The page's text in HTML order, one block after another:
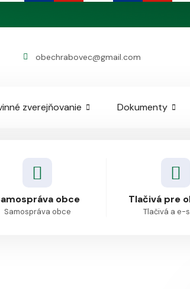
obechrabovec@gmail.com
zverejňovanie Dokumenty
obce
Samospráva obce
Tlačivá pre
Tlačivá a e-